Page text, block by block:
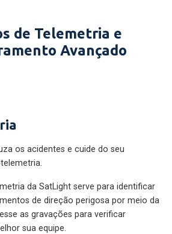
de Telemetria e
Avançado
os acidentes e cuide do seu
da SatLight serve para identificar
de direção perigosa por meio da
as gravações para verificar
sua equipe.